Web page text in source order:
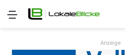
Menü
Anzeige